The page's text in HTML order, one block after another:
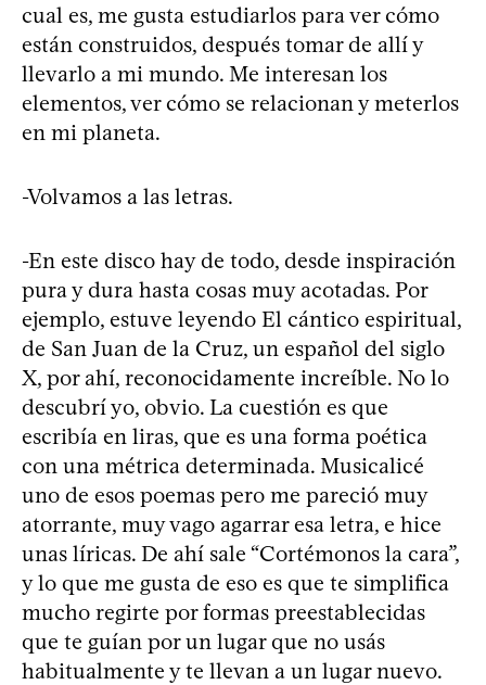
cual es, me gusta estudiarlos para ver cómo
están construidos, después tomar de allí y
llevarlo a mi mundo. Me interesan los
elementos, ver cómo se relacionan y meterlos
en mi planeta.
-Volvamos a las letras.
-En este disco hay de todo, desde inspiración
pura y dura hasta cosas muy acotadas. Por
ejemplo, estuve leyendo El cántico espiritual,
de San Juan de la Cruz, un español del siglo
X, por ahí, reconocidamente increíble. No lo
descubrí yo, obvio. La cuestión es que
escribía en liras, que es una forma poética
con una métrica determinada. Musicalicé
uno de esos poemas pero me pareció muy
atorrante, muy vago agarrar esa letra, e hice
unas líricas. De ahí sale “Cortémonos la cara”,
y lo que me gusta de eso es que te simplifica
mucho regirte por formas preestablecidas
que te guían por un lugar que no usás
habitualmente y te llevan a un lugar nuevo.